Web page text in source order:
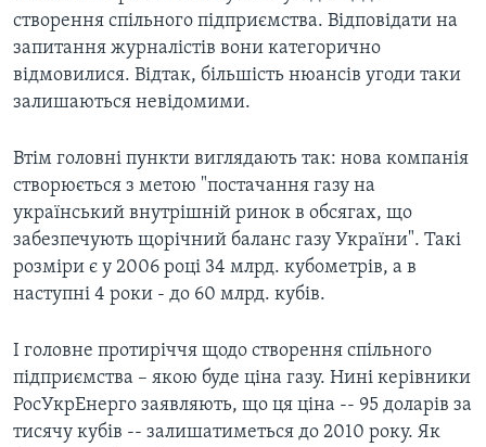
створення спiльного пiдприємства. Відповідати на
запитання журналістів вони категорично
відмовилися. Відтак, більшість нюансів угоди таки
залишаються невідомими.
Втiм головні пункти виглядають так: нова компанія
створюється з метою "постачання газу на
український внутрішній ринок в обсягах, що
забезпечують щорічний баланс газу України". Такі
розміри є у 2006 році 34 млрд. кубометрів, а в
наступні 4 роки - до 60 млрд. кубів.
І головне протиріччя щодо створення спiльного
пiдприємства – якою буде ціна газу. Нині керівники
РосУкрЕнерго заявляють, що ця ціна -- 95 доларів за
тисячу кубів -- залишатиметься до 2010 року. Як